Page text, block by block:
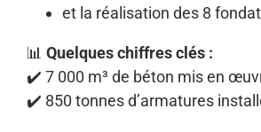
et la réalisation des 8
📊 Quelques chiffres clés :
✔️ 7 000 m³ de béton mis en
✔️ 850 tonnes d’armatures